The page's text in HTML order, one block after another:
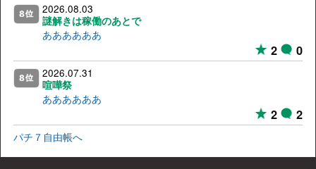
2026.08.03
謎解きは稼働のあとで
ああああああ
2 0
2026.07.31
喧嘩祭
ああああああ
2 2
パチ７自由帳へ